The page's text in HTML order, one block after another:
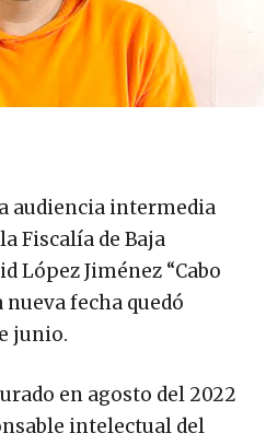
audiencia intermedia
Fiscalía de Baja
López Jiménez “Cabo
fecha quedó
junio.
en agosto del 2022
intelectual del